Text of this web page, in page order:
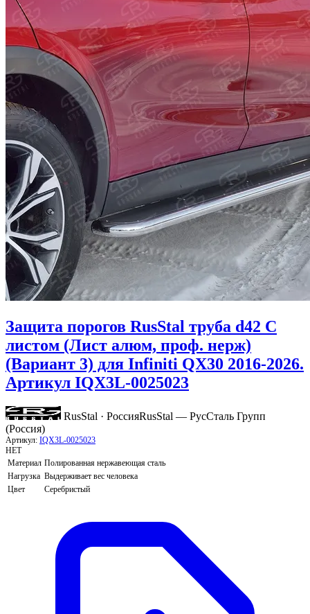
Защита порогов RusStal труба d42 С
листом (Лист алюм, проф. нерж)
(Вариант 3) для Infiniti QX30 2016-2026.
Артикул IQX3L-0025023
RusStal · РоссияRusStal — РусСталь Групп
(Россия)
Артикул: IQX3L-0025023
НЕТ
Материал Полированная нержавеющая сталь
Нагрузка Выдерживает вес человека
Цвет
Серебристый